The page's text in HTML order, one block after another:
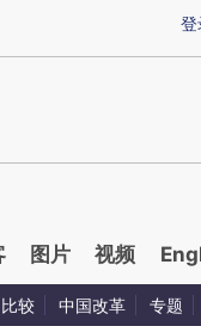
炼总结而成，可能与原文
登
图片 视频
比较 中国改革 专题